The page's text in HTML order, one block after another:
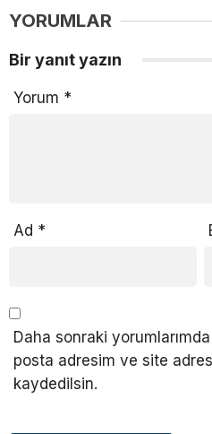
YORUMLAR
Bir yanıt yazın
Yorum *
Ad *
Daha sonraki
posta adresim ve site
kaydedilsin.